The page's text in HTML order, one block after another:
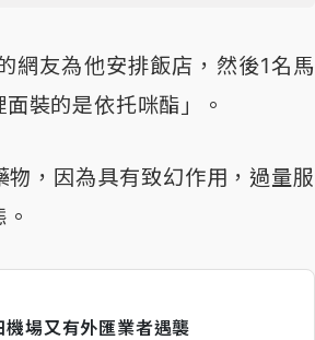
網友為他安排飯店，然後1名馬
裝的是依托咪酯」。
，因為具有致幻作用，過量服
場又有外匯業者遇襲